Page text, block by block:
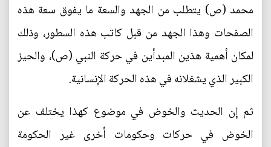
محمد (ص) يتطلب من الجهد والسعة ما يفوق سعة هذه
الصفحات وهذا الجهد من قبل كاتب هذه السطور، وذلك
لمكان أهمية هذين المبدأين في حركة النبي (ص)، والحيز
الكبير الذي يشغلانه في هذه الحركة الإنسانية.
ثم إن الحديث والخوض في موضوع كهذا يختلف عن
الخوض في حركات وحكومات أخرى غير الحكومة